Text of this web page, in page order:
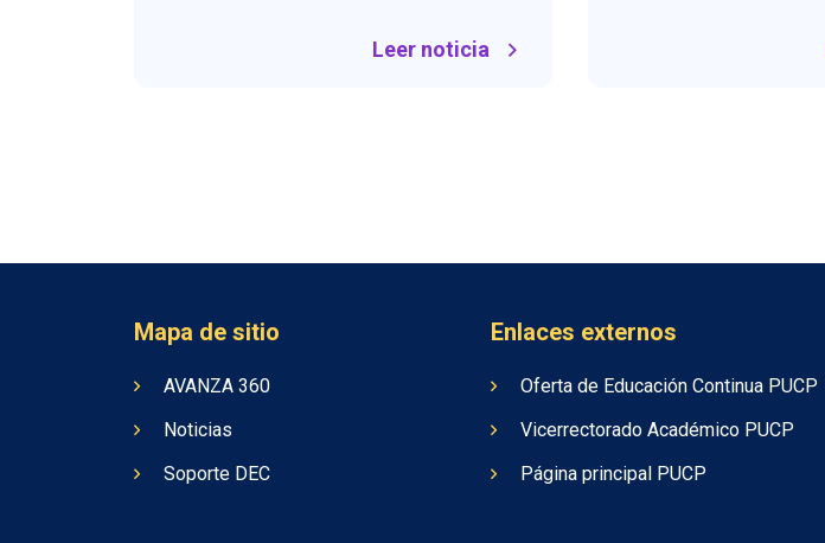
Leer noticia
Mapa de sitio
AVANZA 360
Noticias
Soporte DEC
Enlaces externos
Oferta de Educación Continua PUCP
Vicerrectorado Académico PUCP
Página principal PUCP